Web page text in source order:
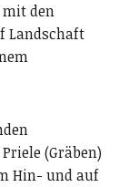
mit den
Landschaft
(Gräben)
Hin- und auf